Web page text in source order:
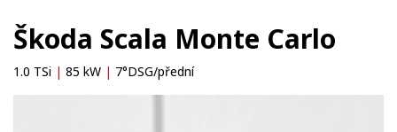
Škoda Scala Monte Carlo
1.0 TSi | 85 kW | 7°DSG/přední